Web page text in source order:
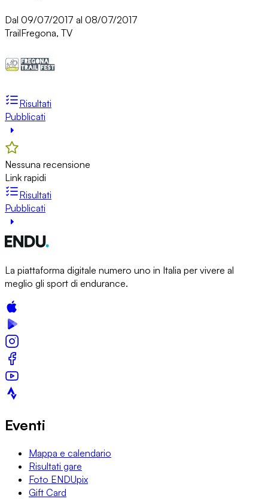
Dal 09/07/2017 al 08/07/2017
TrailFregona, TV
Risultati
Pubblicati
Nessuna recensione
Link rapidi
Risultati
Pubblicati
La piattaforma digitale numero uno in Italia per vivere al
meglio gli sport di endurance.
Eventi
Mappa e calendario
Risultati gare
Foto ENDUpix
Gift Card